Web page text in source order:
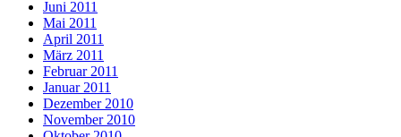
Juni 2011
Mai 2011
April 2011
März 2011
Februar 2011
Januar 2011
Dezember 2010
November 2010